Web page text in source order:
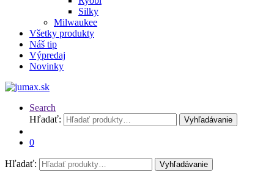
Silky
Milwaukee
Všetky produkty
Náš tip
Výpredaj
Novinky
Search
Hľadať:
Vyhľadávanie
0
Hľadať: Vyhľadávanie